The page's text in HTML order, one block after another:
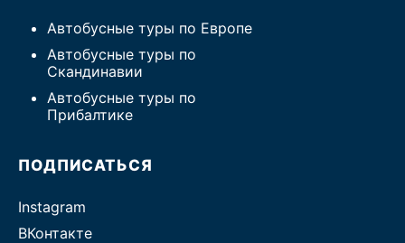
Автобусные туры по Европе
Автобусные туры по
Скандинавии
Автобусные туры по
Прибалтике
ПОДПИСАТЬСЯ
Instagram
ВКонтакте